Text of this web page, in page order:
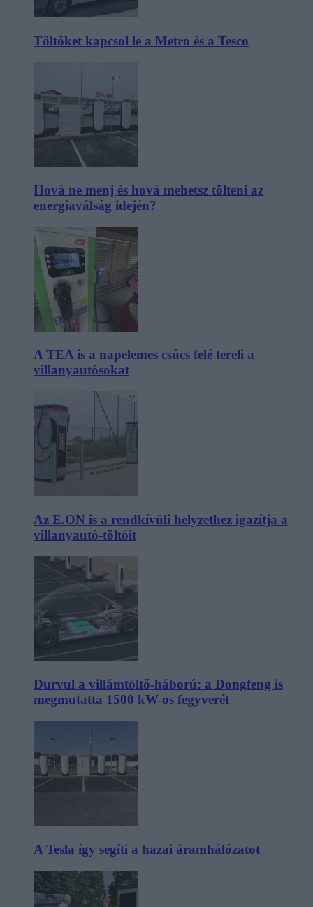
Töltőket kapcsol le a Metro és a Tesco
Hová ne menj és hová mehetsz tölteni az
energiaválság idején?
A TEA is a napelemes csúcs felé tereli a
villanyautósokat
Az E.ON is a rendkívüli helyzethez igazítja a
villanyautó-töltőit
Durvul a villámtöltő-háború: a Dongfeng is
megmutatta 1500 kW-os fegyverét
A Tesla így segíti a hazai áramhálózatot